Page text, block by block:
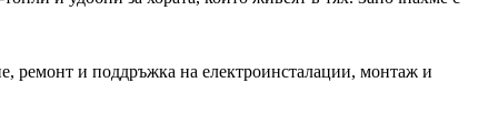
ремонт и поддръжка на електроинсталации, монтаж и